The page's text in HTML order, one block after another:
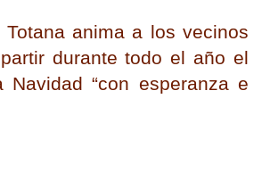
anima a los vecinos
durante todo el año el
“con esperanza e